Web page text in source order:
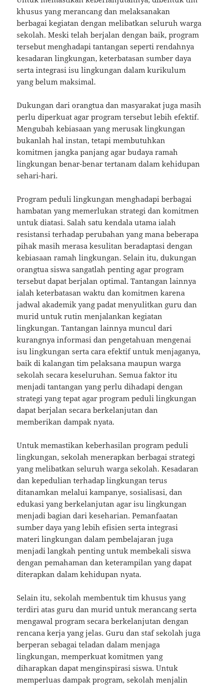
khusus yang merancang dan melaksanakan
berbagai kegiatan dengan melibatkan seluruh warga
sekolah. Meski telah berjalan dengan baik, program
tersebut menghadapi tantangan seperti rendahnya
kesadaran lingkungan, keterbatasan sumber daya
serta integrasi isu lingkungan dalam kurikulum
yang belum maksimal.
Dukungan dari orangtua dan masyarakat juga masih
perlu diperkuat agar program tersebut lebih efektif.
Mengubah kebiasaan yang merusak lingkungan
bukanlah hal instan, tetapi membutuhkan
komitmen jangka panjang agar budaya ramah
lingkungan benar-benar tertanam dalam kehidupan
sehari-hari.
Program peduli lingkungan menghadapi berbagai
hambatan yang memerlukan strategi dan komitmen
untuk diatasi. Salah satu kendala utama ialah
resistansi terhadap perubahan yang mana beberapa
pihak masih merasa kesulitan beradaptasi dengan
kebiasaan ramah lingkungan. Selain itu, dukungan
orangtua siswa sangatlah penting agar program
tersebut dapat berjalan optimal. Tantangan lainnya
ialah keterbatasan waktu dan komitmen karena
jadwal akademik yang padat menyulitkan guru dan
murid untuk rutin menjalankan kegiatan
lingkungan. Tantangan lainnya muncul dari
kurangnya informasi dan pengetahuan mengenai
isu lingkungan serta cara efektif untuk menjaganya,
baik di kalangan tim pelaksana maupun warga
sekolah secara keseluruhan. Semua faktor itu
menjadi tantangan yang perlu dihadapi dengan
strategi yang tepat agar program peduli lingkungan
dapat berjalan secara berkelanjutan dan
memberikan dampak nyata.
Untuk memastikan keberhasilan program peduli
lingkungan, sekolah menerapkan berbagai strategi
yang melibatkan seluruh warga sekolah. Kesadaran
dan kepedulian terhadap lingkungan terus
ditanamkan melalui kampanye, sosialisasi, dan
edukasi yang berkelanjutan agar isu lingkungan
menjadi bagian dari keseharian. Pemanfaatan
sumber daya yang lebih efisien serta integrasi
materi lingkungan dalam pembelajaran juga
menjadi langkah penting untuk membekali siswa
dengan pemahaman dan keterampilan yang dapat
diterapkan dalam kehidupan nyata.
Selain itu, sekolah membentuk tim khusus yang
terdiri atas guru dan murid untuk merancang serta
mengawal program secara berkelanjutan dengan
rencana kerja yang jelas. Guru dan staf sekolah juga
berperan sebagai teladan dalam menjaga
lingkungan, memperkuat komitmen yang
diharapkan dapat menginspirasi siswa. Untuk
memperluas dampak program, sekolah menjalin